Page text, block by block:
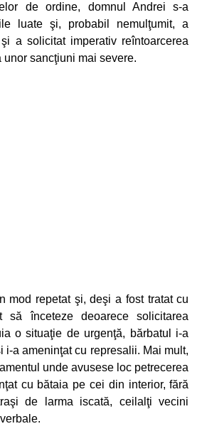
de ordine, domnul Andrei s-a
luate şi, probabil nemulţumit, a
a solicitat imperativ reîntoarcerea
sancţiuni mai severe.
mod repetat şi, deşi a fost tratat cu
să înceteze deoarece solicitarea
o situaţie de urgenţă, bărbatul i-a
i-a ameninţat cu represalii. Mai mult,
unde avusese loc petrecerea
cu bătaia pe cei din interior, fără
de larma iscată, ceilalţi vecini